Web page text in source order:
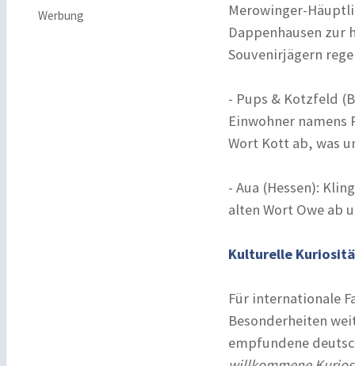
Werbung
Merowinger-
Dappenhausen zur
Souvenirjägern
- Pups & Kotzfeld
Einwohner
Wort Kott ab, was
- Aua (Hessen):
alten Wort Owe ab
Kulturelle
Für internationale
Besonderheiten
empfundene